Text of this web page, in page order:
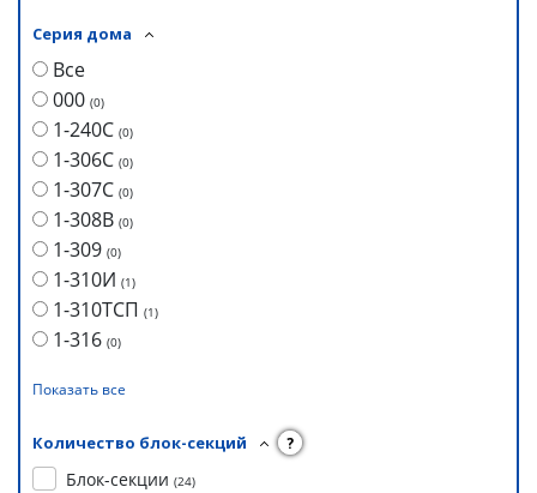
Серия дома
Все
000 (0)
1-240С (0)
1-306С (0)
1-307С (0)
1-308В (0)
1-309 (0)
1-310И (1)
1-310ТСП (1)
1-316 (0)
Показать все
Количество блок-секций ?
Блок-секции (24)